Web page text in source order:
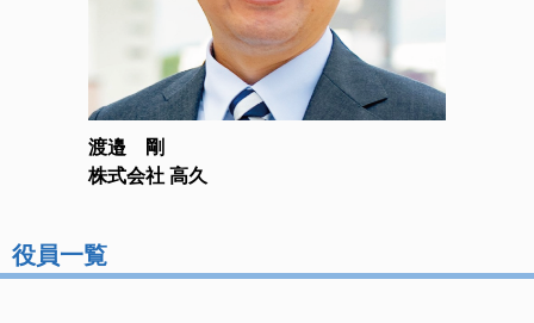
渡邉 剛
株式会社 高久
役員一覧